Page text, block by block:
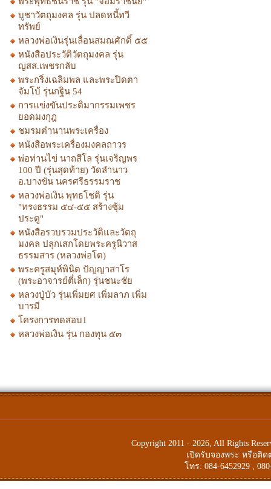
บูชาวัตถุมงคล รุ่น ปลดหนี้ทวี
ทรัพย์
หลวงพ่อเงินรุ่นเลื่อนสมณศักดิ์ ๕๕
หนังสือประวัติวัตถุมงคล รุ่น
ญสส.เพชรกลับ
พระกริ่งเฉลิมพล และพระปิดตา
จัมโบ้ รุ่นกฐิน 54
การแข่งขันประติมากรรมเพชร
ยอดมงกุฎ
ชมรมตำนานพระเครื่อง
หนังสือพระเครื่องมงคลถาวร
พ่อท่านไข่ นาถสีโล รุ่นเจริญพร
100 ปี (รุ่นสุดท้าย) วัดลำนาว
อ.บางขัน นครศรีธรรมราช
หลวงพ่อเงิน พุทธโชติ รุ่น
"ทรงธรรม ๕๔-๕๕ สร้างซุ้ม
ประตู"
หนังสือรวบรวมประวัติและวัตถุ
มงคล ปลุกเสกโดยพระครูนิวาส
ธรรมสาร (หลวงพ่อโต)
พระครูสมุห์พินิต ปัญญาสาโร
(พระอาจารย์ตี๋เล็ก) รุ่นชนะชัย
หลวงปู่บัว รุ่นเพิ่มยศ เพิ่มลาภ เพิ่ม
บารมี
โครงการทดสอบ1
หลวงพ่อเงิน รุ่น กองทุน ๕๓
Copyright 2011 - 2026, All Rights
เปิดรับจองพระ หรือติ
โทร: 084-6452929 ,